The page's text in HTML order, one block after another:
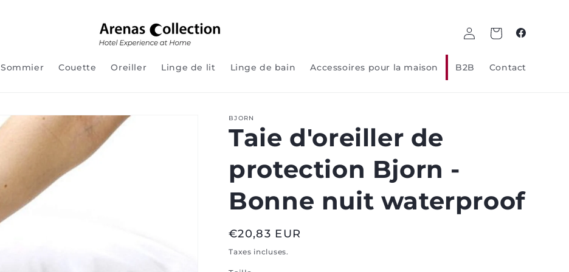
Sommier Couette Oreiller Linge de lit Linge de bain Accessoires pour la maison B2B Contact
Log
in
Panier
Facebook
BJORN
Taie d'oreiller de
protection Bjorn -
Bonne nuit waterproof
Prix
normal
€20,83 EUR
Taxes incluses.